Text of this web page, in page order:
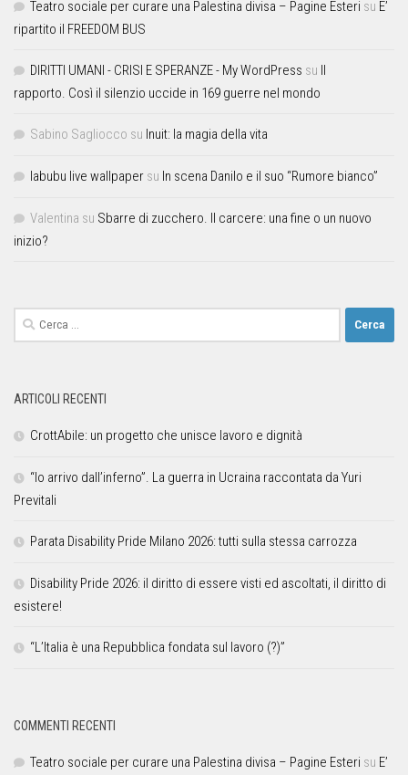
Teatro sociale per curare una Palestina divisa – Pagine Esteri su E’
ripartito il FREEDOM BUS
DIRITTI UMANI - CRISI E SPERANZE - My WordPress su Il
rapporto. Così il silenzio uccide in 169 guerre nel mondo
Sabino Sagliocco su Inuit: la magia della vita
labubu live wallpaper su In scena Danilo e il suo “Rumore bianco”
Valentina su Sbarre di zucchero. Il carcere: una fine o un nuovo
inizio?
ARTICOLI RECENTI
CrottAbile: un progetto che unisce lavoro e dignità
“Io arrivo dall’inferno”. La guerra in Ucraina raccontata da Yuri
Previtali
Parata Disability Pride Milano 2026: tutti sulla stessa carrozza
Disability Pride 2026: il diritto di essere visti ed ascoltati, il diritto di
esistere!
“L’Italia è una Repubblica fondata sul lavoro (?)”
COMMENTI RECENTI
Teatro sociale per curare una Palestina divisa – Pagine Esteri su E’